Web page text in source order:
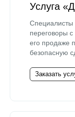
Услуга
Специалисты
переговоры
его продаже
безопасную
Заказать